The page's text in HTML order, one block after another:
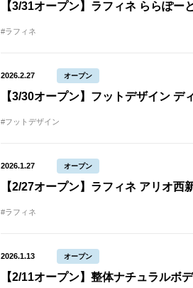
【3/31オープン】ラフィネ ららぽー
#ラフィネ
2026.2.27 オープン
【3/30オープン】フットデザイン デ
#フットデザイン
2026.1.27 オープン
【2/27オープン】ラフィネ アリオ西
#ラフィネ
2026.1.13 オープン
【2/11オープン】整体ナチュラルボ